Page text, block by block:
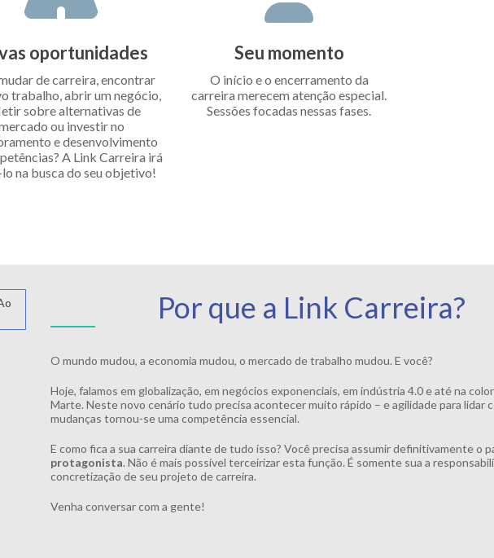
oportunidades
de carreira, encontrar
trabalho, abrir um negócio,
sobre alternativas de
ou investir no
e desenvolvimento
A Link Carreira irá
na busca do seu objetivo!
Seu momento
O início e o encerramento da
carreira merecem atenção especial.
Sessões focadas nessas fases.
Por que a Link Carreira?
O mundo mudou, a economia mudou, o mercado de trabalho mudou. E você?
Hoje, falamos em globalização, em negócios exponenciais, em indústria 4.0 e até na
Marte. Neste novo cenário tudo precisa acontecer muito rápido – e agilidade para lidar
mudanças tornou-se uma competência essencial.
E como fica a sua carreira diante de tudo isso? Você precisa assumir definitivamente o
protagonista. Não é mais possível terceirizar esta função. É somente sua a
concretização de seu projeto de carreira.
Venha conversar com a gente!